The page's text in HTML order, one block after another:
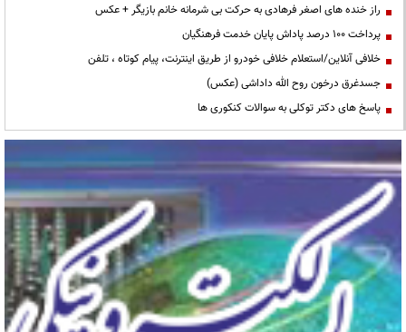
راز خنده های اصغر فرهادی به حرکت بی شرمانه خانم بازیگر + عکس
پرداخت ۱۰۰ درصد پاداش پایان خدمت فرهنگیان
خلافی آنلاین/استعلام خلافی خودرو از طریق اینترنت، پیام کوتاه ، تلفن
جسدغرق درخون روح الله داداشی (عکس)
پاسخ های دکتر توکلی به سوالات کنکوری ها